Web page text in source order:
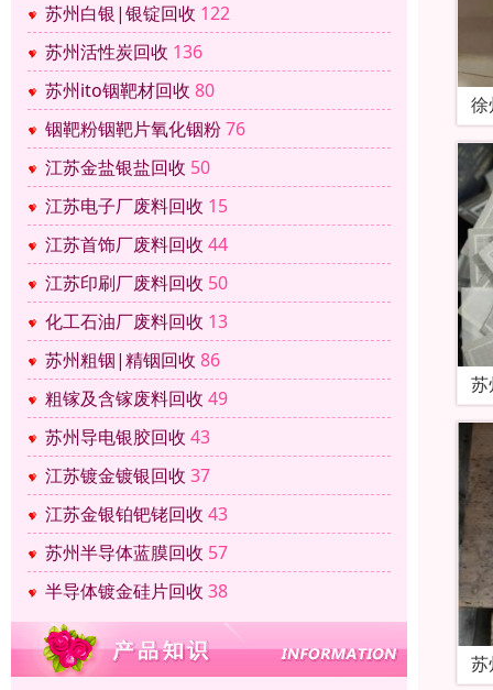
苏州白银|银锭回收 122
苏州活性炭回收 136
苏州ito铟靶材回收 80
铟靶粉铟靶片氧化铟粉76
江苏金盐银盐回收 50
江苏电子厂废料回收 15
江苏首饰厂废料回收 44
江苏印刷厂废料回收 50
化工石油厂废料回收 13
苏州粗铟|精铟回收 86
粗镓及含镓废料回收 49
苏州导电银胶回收 43
江苏镀金镀银回收 37
江苏金银铂钯铑回收 43
苏州半导体蓝膜回收 57
半导体镀金硅片回收 38
徐
苏
苏